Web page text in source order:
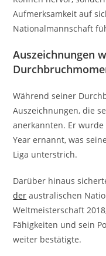
Aufmerksamkeit auf
Nationalmannschaft
Auszeichnungen
Während seiner
Auszeichnungen, die
anerkannten. Er wurde
Year ernannt, was
Liga unterstrich.
Darüber hinaus
der australischen
Weltmeisterschaft
Fähigkeiten und sein
weiter bestätigte.